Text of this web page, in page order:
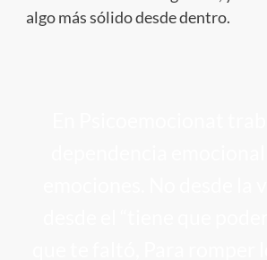
algo más sólido desde dentro.